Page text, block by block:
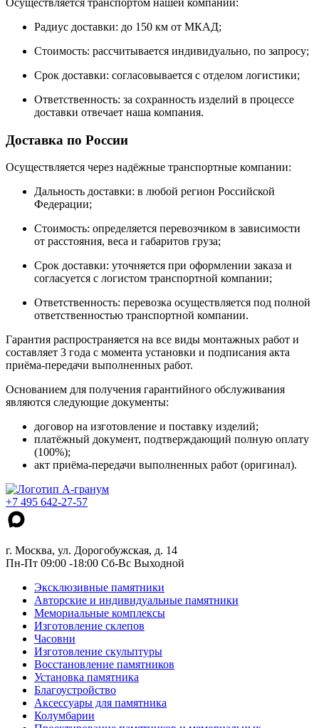
Осуществляется транспортом нашей компании:
Радиус доставки: до 150 км от МКАД;
Стоимость: рассчитывается индивидуально, по запросу;
Срок доставки: согласовывается с отделом логистики;
Ответственность: за сохранность изделий в процессе
доставки отвечает наша компания.
Доставка по России
Осуществляется через надёжные транспортные компании:
Дальность доставки: в любой регион Российской
Федерации;
Стоимость: определяется перевозчиком в зависимости
от расстояния, веса и габаритов груза;
Срок доставки: уточняется при оформлении заказа и
согласуется с логистом транспортной компании;
Ответственность: перевозка осуществляется под полной
ответственностью транспортной компании.
Гарантия распространяется на все виды монтажных работ и
составляет 3 года с момента установки и подписания акта
приёма-передачи выполненных работ.
Основанием для получения гарантийного обслуживания
являются следующие документы:
договор на изготовление и поставку изделий;
платёжный документ, подтверждающий полную оплату
(100%);
акт приёма-передачи выполненных работ (оригинал).
+7 495 642-27-57
г. Москва, ул. Дорогобужская, д. 14
Пн-Пт 09:00 -18:00 Сб-Вс Выходной
Эксклюзивные памятники
Авторские и индивидуальные памятники
Мемориальные комплексы
Изготовление склепов
Часовни
Изготовление скульптуры
Восстановление памятников
Установка памятника
Благоустройство
Аксессуары для памятника
Колумбарии